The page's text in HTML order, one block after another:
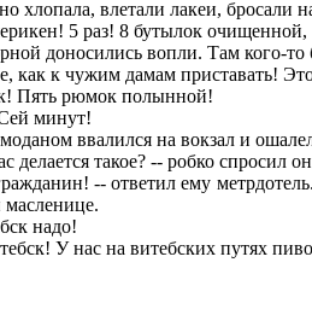
хлопала, влетали лакеи, бросали
5 раз! 8 бутылок
доносились вопли. Там кого-
как к чужим дамам приставать!
Пять рюмок полынной!
минут!
ввалился на вокзал и
делается такое? -- робко спросил
-- ответил ему
надо!
У нас на витебских путях